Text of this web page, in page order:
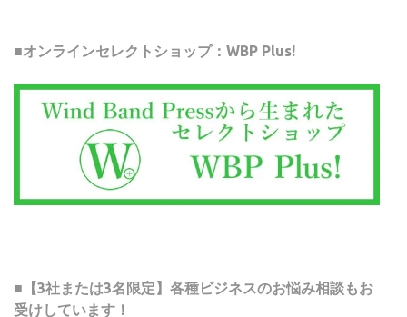
■オンラインセレクトショップ：WBP Plus!
■【3社または3名限定】各種ビジネスのお悩み相談もお
受けしています！